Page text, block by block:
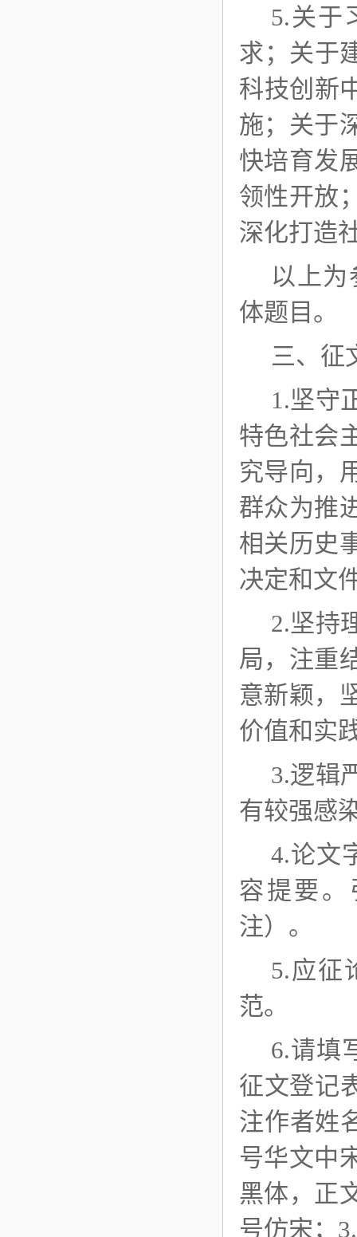
5.关于
求；关于
科技创新
施；关于
快培育发
领性开放
深化打造
以上
体题目。
三、征
1.坚守
特色社会
究导向，
群众为推
相关历史
决定和文
2.坚持
局，注重
意新颖，
价值和实
3.逻辑
有较强感
4.论文
容提要。
注）。
5.应征
范。
6.请填
征文登记
注作者姓
号华文中
黑体，正
号仿宋；